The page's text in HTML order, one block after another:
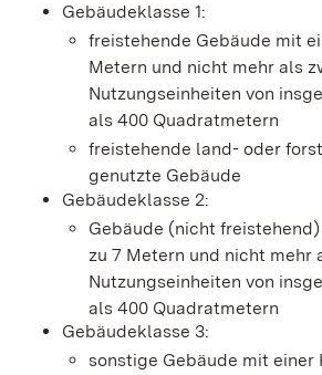
Gebäudeklasse 1:
freistehende Gebäude mit
Metern und nicht mehr als
Nutzungseinheiten von
als 400 Quadratmetern
freistehende land- oder
genutzte Gebäude
Gebäudeklasse 2:
Gebäude (nicht
zu 7 Metern und nicht mehr
Nutzungseinheiten von
als 400 Quadratmetern
Gebäudeklasse 3:
sonstige Gebäude mit einer